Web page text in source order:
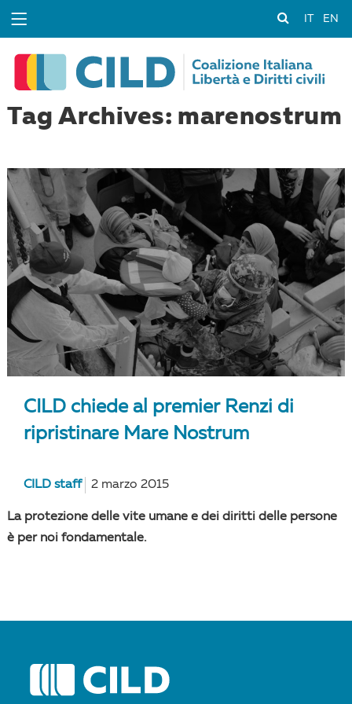
EN
Tag Archives: marenostrum
CILD chiede al premier Renzi di
ripristinare Mare Nostrum
CILD staff 2 marzo 2015
La protezione delle vite umane e dei diritti delle persone
è per noi fondamentale.